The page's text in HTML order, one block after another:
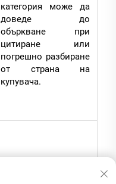
категория може да
доведе до
объркване при
цитиране или
погрешно разбиране
от страна на
купувача.